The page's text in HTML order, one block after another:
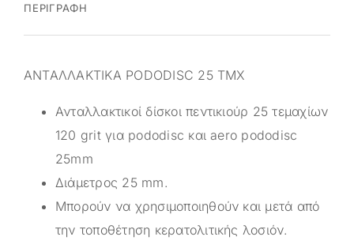
ΠΕΡΙΓΡΑΦΉ
ΑΝΤΑΛΛΑΚΤΙΚΑ PODODISC 25 ΤΜΧ
Ανταλλακτικοί δίσκοι πεντικιούρ 25 τεμαχίων
120 grit για pododisc και aero pododisc
25mm
Διάμετρος 25 mm.
Μπορούν να χρησιμοποιηθούν και μετά από
την τοποθέτηση κερατολιτικής λοσιόν.